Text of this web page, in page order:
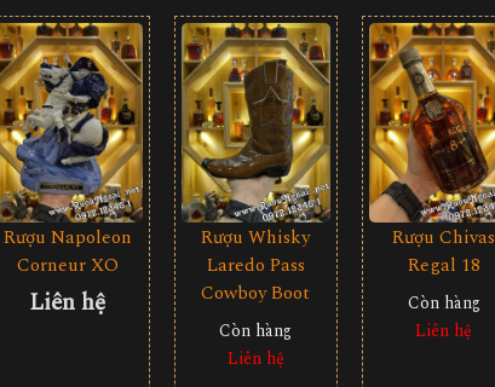
Rượu Napoleon
Corneur XO
Liên hệ
Rượu Whisky
Laredo Pass
Cowboy Boot
Còn hàng
Liên hệ
Rượu Chivas
Regal 18
Còn hàng
Liên hệ